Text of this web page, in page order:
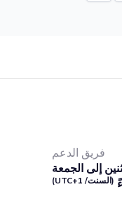
فريق الدعم
إلى الجمعة
(السنت/ UTC+1)